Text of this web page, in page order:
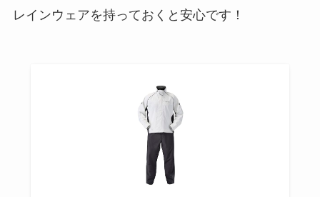
レインウェアを持っておくと安心です！